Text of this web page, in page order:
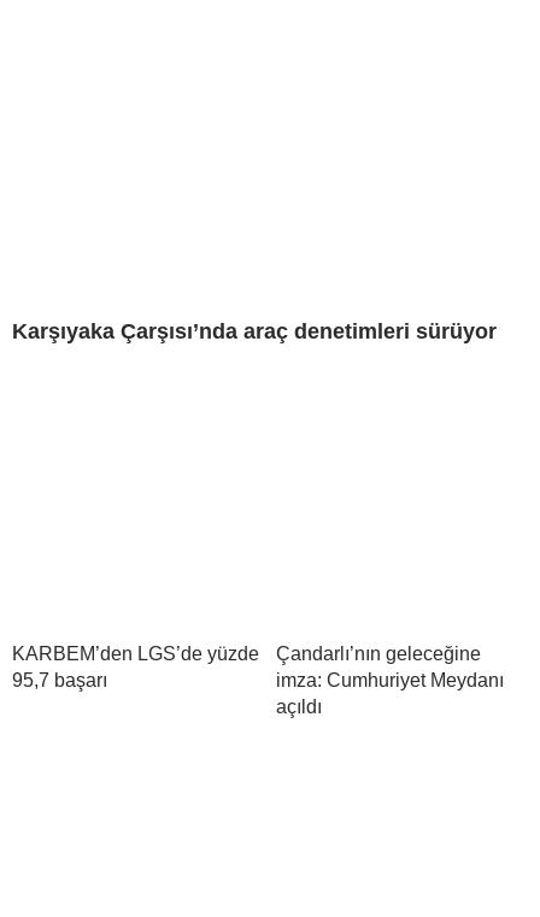
Karşıyaka Çarşısı’nda araç denetimleri sürüyor
KARBEM’den LGS’de yüzde
95,7 başarı
Çandarlı’nın geleceğine
imza: Cumhuriyet Meydanı
açıldı